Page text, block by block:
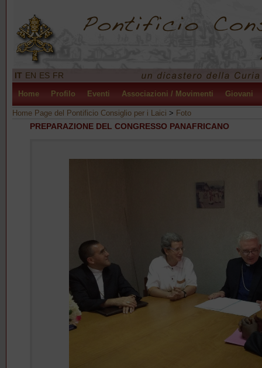
IT EN ES FR
Home Profilo Eventi Associazioni / Movimenti Giovani
Home Page del Pontificio Consiglio per i Laici > Foto
PREPARAZIONE DEL CONGRESSO PANAFRICANO